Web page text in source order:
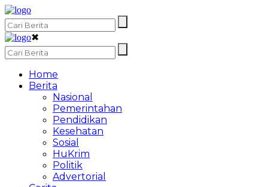
✖
Home
Berita
Nasional
Pemerintahan
Pendidikan
Kesehatan
Sosial
HuKrim
Politik
Advertorial